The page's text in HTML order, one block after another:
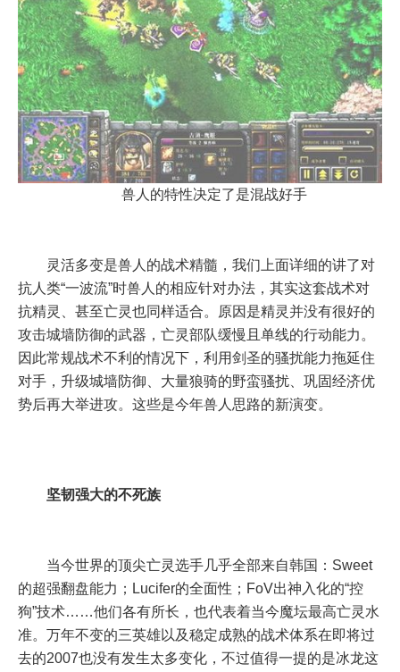
兽人的特性决定了是混战好手
灵活多变是兽人的战术精髓，我们上面详细的讲了对
抗人类“一波流”时兽人的相应针对办法，其实这套战术对
抗精灵、甚至亡灵也同样适合。原因是精灵并没有很好的
攻击城墙防御的武器，亡灵部队缓慢且单线的行动能力。
因此常规战术不利的情况下，利用剑圣的骚扰能力拖延住
对手，升级城墙防御、大量狼骑的野蛮骚扰、巩固经济优
势后再大举进攻。这些是今年兽人思路的新演变。
坚韧强大的不死族
当今世界的顶尖亡灵选手几乎全部来自韩国：Sweet
的超强翻盘能力；Lucifer的全面性；FoV出神入化的“控
狗”技术……他们各有所长，也代表着当今魔坛最高亡灵水
准。万年不变的三英雄以及稳定成熟的战术体系在即将过
去的2007也没有发生太多变化，不过值得一提的是冰龙这